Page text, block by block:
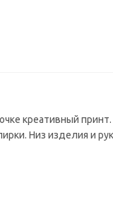
креативный
Низ изделия и